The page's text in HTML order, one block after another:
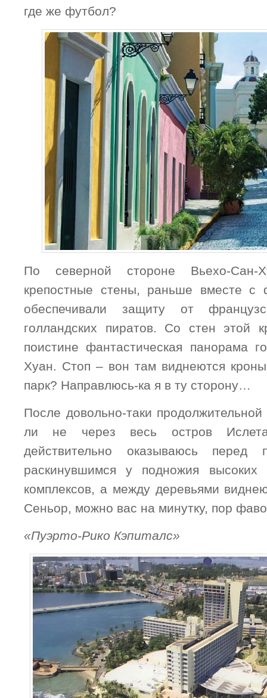
где же футбол?
По северной стороне Вьехо-Сан-
крепостные стены, раньше вместе с
обеспечивали защиту от
голландских пиратов. Со стен этой
поистине фантастическая панорама
Хуан. Стоп – вон там виднеются
парк? Направлюсь-ка я в ту сторону…
После довольно-таки
ли не через весь остров
действительно оказываюсь перед
раскинувшимся у подножия высоких
комплексов, а между деревьями
Сеньор, можно вас на минутку, пор
«Пуэрто-Рико Кэпиталс»